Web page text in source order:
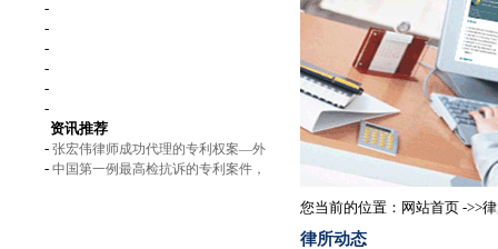
-
-
-
-
-
-
资讯推荐
- 张宏伟律师成功代理的专利权案—外
- 中国第一例最高检抗诉的专利案件，
您当前的位置：网站首页 ->>
律所动态